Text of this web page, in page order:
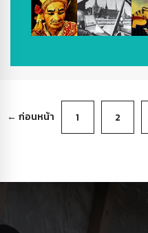
← ก่อนหน้า 1 2